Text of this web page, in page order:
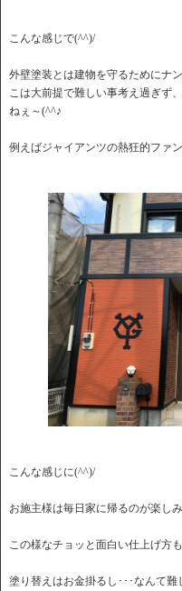
こんな感じで(^^)/
外壁塗装とは建物を守るためにナ
こは大前提で難しい事考え過ぎず
ねぇ～(^^♪
例えばジャイアンツの熱狂的ファ
こんな感じに(^^)/
お施主様は毎日家に帰るのが楽し
この様なチョッと面白い仕上げ方
塗り替えはお金掛るし･･･なんて